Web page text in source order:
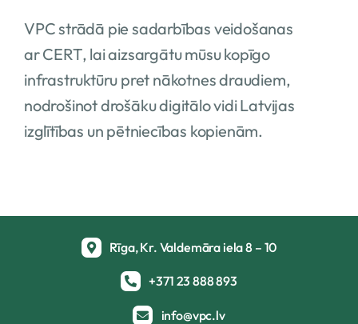
VPC strādā pie sadarbības veidošanas
ar CERT, lai aizsargātu mūsu kopīgo
infrastruktūru pret nākotnes draudiem,
nodrošinot drošāku digitālo vidi Latvijas
izglītības un pētniecības kopienām.
Rīga, Kr. Valdemāra iela 8 – 10
+371 23 888 893
info@vpc.lv